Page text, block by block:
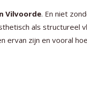
Vilvoorde. En niet
als structureel
ervan zijn en vooral